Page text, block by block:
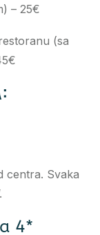
– 25€
(sa
centra. Svaka
4*